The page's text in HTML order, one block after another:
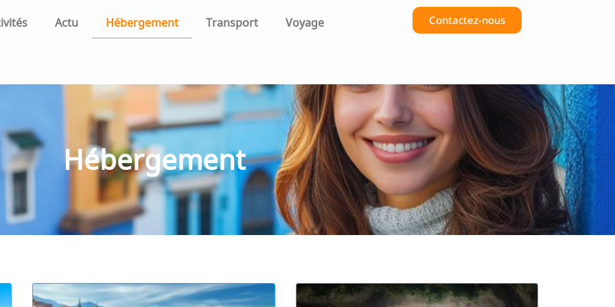
Actu Hébergement Transport Voyage Contactez-nous
Hébergement